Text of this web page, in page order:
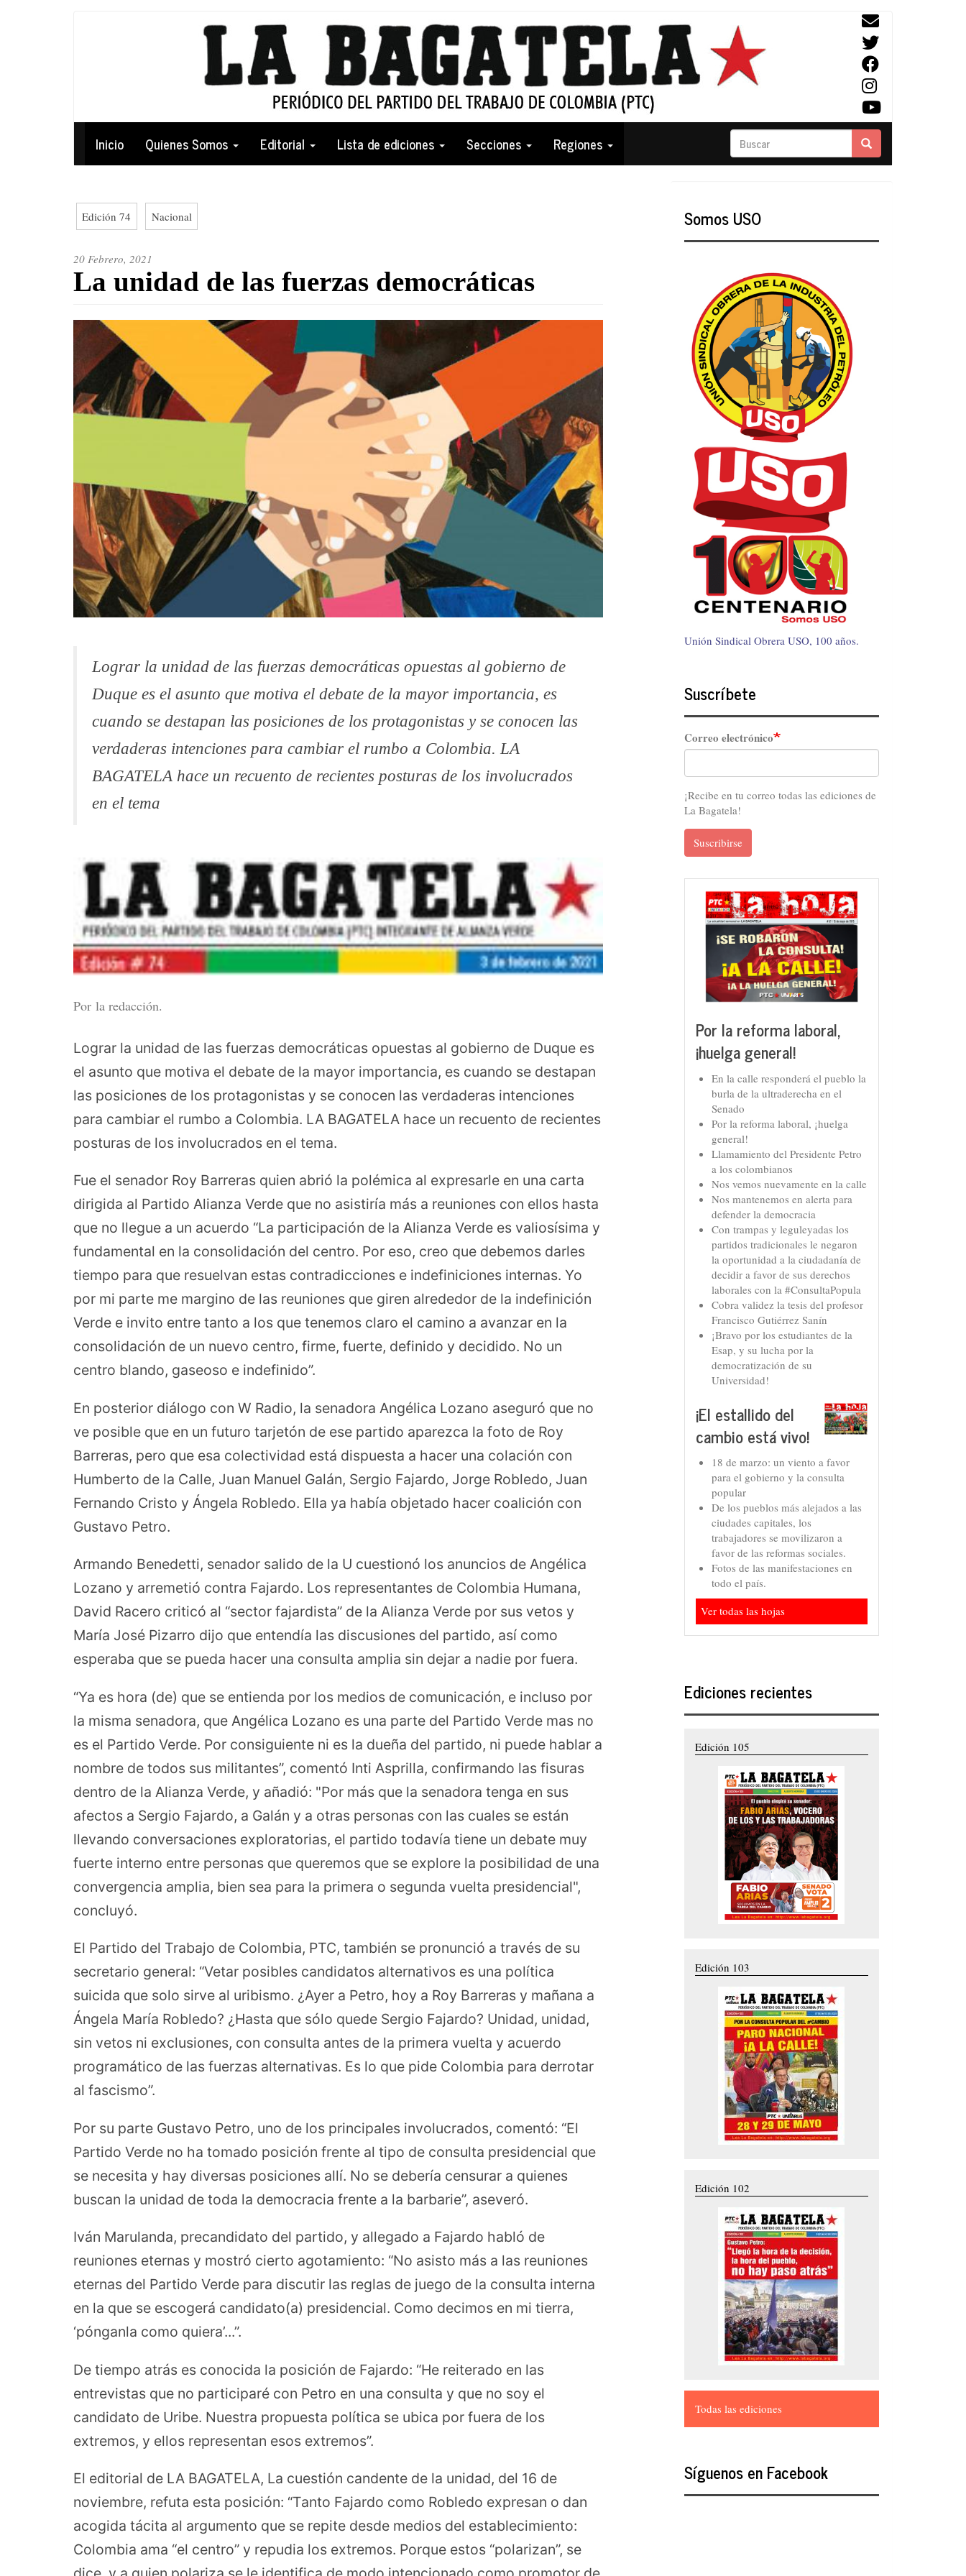
Navegación
principal
Inicio Quienes Somos Editorial Lista de ediciones Secciones Regiones Buscar Buscar
Edición 74 Nacional
20 Febrero, 2021
La unidad de las fuerzas democráticas
Lograr la unidad de las fuerzas democráticas opuestas al gobierno de
Duque es el asunto que motiva el debate de la mayor importancia, es
cuando se destapan las posiciones de los protagonistas y se conocen las
verdaderas intenciones para cambiar el rumbo a Colombia. LA
BAGATELA hace un recuento de recientes posturas de los involucrados
en el tema
Por la redacción.
Lograr la unidad de las fuerzas democráticas opuestas al gobierno de Duque es
el asunto que motiva el debate de la mayor importancia, es cuando se destapan
las posiciones de los protagonistas y se conocen las verdaderas intenciones
para cambiar el rumbo a Colombia. LA BAGATELA hace un recuento de recientes
posturas de los involucrados en el tema.
Fue el senador Roy Barreras quien abrió la polémica al expresarle en una carta
dirigida al Partido Alianza Verde que no asistiría más a reuniones con ellos hasta
que no llegue a un acuerdo “La participación de la Alianza Verde es valiosísima y
fundamental en la consolidación del centro. Por eso, creo que debemos darles
tiempo para que resuelvan estas contradicciones e indefiniciones internas. Yo
por mi parte me margino de las reuniones que giren alrededor de la indefinición
Verde e invito entre tanto a los que tenemos claro el camino a avanzar en la
consolidación de un nuevo centro, firme, fuerte, definido y decidido. No un
centro blando, gaseoso e indefinido”.
En posterior diálogo con W Radio, la senadora Angélica Lozano aseguró que no
ve posible que en un futuro tarjetón de ese partido aparezca la foto de Roy
Barreras, pero que esa colectividad está dispuesta a hacer una colación con
Humberto de la Calle, Juan Manuel Galán, Sergio Fajardo, Jorge Robledo, Juan
Fernando Cristo y Ángela Robledo. Ella ya había objetado hacer coalición con
Gustavo Petro.
Armando Benedetti, senador salido de la U cuestionó los anuncios de Angélica
Lozano y arremetió contra Fajardo. Los representantes de Colombia Humana,
David Racero criticó al “sector fajardista” de la Alianza Verde por sus vetos y
María José Pizarro dijo que entendía las discusiones del partido, así como
esperaba que se pueda hacer una consulta amplia sin dejar a nadie por fuera.
“Ya es hora (de) que se entienda por los medios de comunicación, e incluso por
la misma senadora, que Angélica Lozano es una parte del Partido Verde mas no
es el Partido Verde. Por consiguiente ni es la dueña del partido, ni puede hablar a
nombre de todos sus militantes”, comentó Inti Asprilla, confirmando las fisuras
dentro de la Alianza Verde, y añadió: "Por más que la senadora tenga en sus
afectos a Sergio Fajardo, a Galán y a otras personas con las cuales se están
llevando conversaciones exploratorias, el partido todavía tiene un debate muy
fuerte interno entre personas que queremos que se explore la posibilidad de una
convergencia amplia, bien sea para la primera o segunda vuelta presidencial",
concluyó.
El Partido del Trabajo de Colombia, PTC, también se pronunció a través de su
secretario general: “Vetar posibles candidatos alternativos es una política
suicida que solo sirve al uribismo. ¿Ayer a Petro, hoy a Roy Barreras y mañana a
Ángela María Robledo? ¿Hasta que sólo quede Sergio Fajardo? Unidad, unidad,
sin vetos ni exclusiones, con consulta antes de la primera vuelta y acuerdo
programático de las fuerzas alternativas. Es lo que pide Colombia para derrotar
al fascismo”.
Por su parte Gustavo Petro, uno de los principales involucrados, comentó: “El
Partido Verde no ha tomado posición frente al tipo de consulta presidencial que
se necesita y hay diversas posiciones allí. No se debería censurar a quienes
buscan la unidad de toda la democracia frente a la barbarie”, aseveró.
Iván Marulanda, precandidato del partido, y allegado a Fajardo habló de
reuniones eternas y mostró cierto agotamiento: “No asisto más a las reuniones
eternas del Partido Verde para discutir las reglas de juego de la consulta interna
en la que se escogerá candidato(a) presidencial. Como decimos en mi tierra,
‘pónganla como quiera’...”.
De tiempo atrás es conocida la posición de Fajardo: “He reiterado en las
entrevistas que no participaré con Petro en una consulta y que no soy el
candidato de Uribe. Nuestra propuesta política se ubica por fuera de los
extremos, y ellos representan esos extremos”.
El editorial de LA BAGATELA, La cuestión candente de la unidad, del 16 de
noviembre, refuta esta posición: “Tanto Fajardo como Robledo expresan o dan
acogida tácita al argumento que se repite desde medios del establecimiento:
Colombia ama “el centro” y repudia los extremos. Porque estos “polarizan”, se
Somos USO
Unión Sindical Obrera USO, 100 años.
Suscríbete
Correo electrónico
¡Recibe en tu correo todas las ediciones de
La Bagatela!
Suscribirse
Por la reforma laboral,
¡huelga general!
En la calle responderá el pueblo la
burla de la ultraderecha en el
Senado
Por la reforma laboral, ¡huelga
general!
Llamamiento del Presidente Petro
a los colombianos
Nos vemos nuevamente en la calle
Nos mantenemos en alerta para
defender la democracia
Con trampas y leguleyadas los
partidos tradicionales le negaron
la oportunidad a la ciudadanía de
decidir a favor de sus derechos
laborales con la #ConsultaPopula
Cobra validez la tesis del profesor
Francisco Gutiérrez Sanín
¡Bravo por los estudiantes de la
Esap, y su lucha por la
democratización de su
Universidad!
¡El estallido del
cambio está vivo!
18 de marzo: un viento a favor
para el gobierno y la consulta
popular
De los pueblos más alejados a las
ciudades capitales, los
trabajadores se movilizaron a
favor de las reformas sociales.
Fotos de las manifestaciones en
todo el país.
Ver todas las hojas
Ediciones recientes
Edición 105
Edición 103
Edición 102
Todas las ediciones
Síguenos en Facebook